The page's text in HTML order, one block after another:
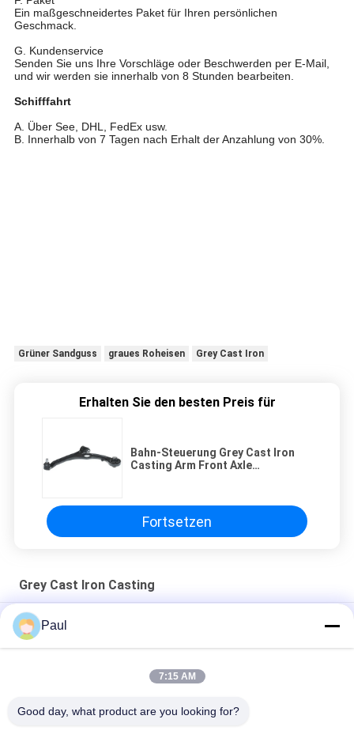
Ein maßgeschneidertes Paket für Ihren persönlichen
Geschmack.
G. Kundenservice
Senden Sie uns Ihre Vorschläge oder Beschwerden per E-Mail,
und wir werden sie innerhalb von 8 Stunden bearbeiten.
Schifffahrt
A. Über See, DHL, FedEx usw.
B. Innerhalb von 7 Tagen nach Erhalt der Anzahlung von 30%.
Grüner Sandguss graues Roheisen Grey Cast Iron
Erhalten Sie den besten Preis für
Bahn-Steuerung Grey Cast Iron
Casting Arm Front Axle
Fortsetzen
Grey Cast Iron Casting
DE-GJL-300 Grauguss Sandguss Motorgehäusedeckel
Teile für die Gießung von Maschinen aus Grauisen Sand
LKW-Anhänger-Federung-Chassis-Teile Blatt Vorder-
Paul
7:15 AM
Good day, what product are you looking for?